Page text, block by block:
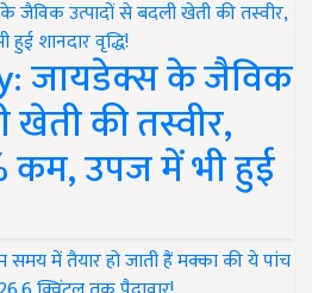
जायडेक्स के जैविक
खेती की तस्वीर,
कम, उपज में भी हुई